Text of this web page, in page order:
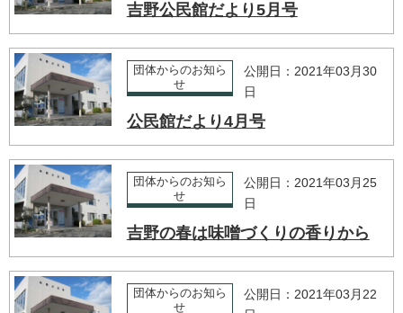
吉野公民館だより5月号
団体からのお知ら
せ
公開日：2021年03月30
日
公民館だより4月号
団体からのお知ら
せ
公開日：2021年03月25
日
吉野の春は味噌づくりの香りから
団体からのお知ら
せ
公開日：2021年03月22